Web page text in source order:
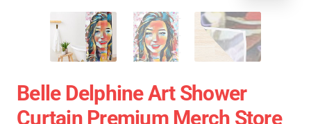
Belle Delphine Art Shower
Curtain Premium Merch Store